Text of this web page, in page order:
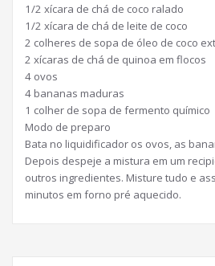
1/2 xícara de chá de coco ralado
1/2 xícara de chá de leite de coco
2 colheres de sopa de óleo de coco
2 xícaras de chá de quinoa em flocos
4 ovos
4 bananas maduras
1 colher de sopa de fermento químico
Modo de preparo
Bata no liquidificador os ovos, as
Depois despeje a mistura em um
outros ingredientes. Misture tudo e
minutos em forno pré aquecido.